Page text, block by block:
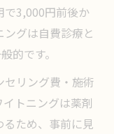
で3,000円前後か
グは自費診療と
的です。
リング費・施術
トニングは薬剤
ため、事前に見